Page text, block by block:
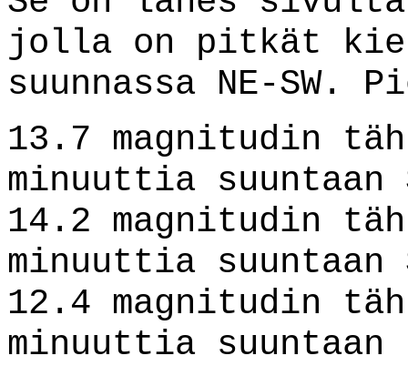
jolla on pitkät
suunnassa NE-
13.7 magnitudin
minuuttia suuntaan
14.2 magnitudin
minuuttia suuntaan
12.4 magnitudin
minuuttia suuntaan